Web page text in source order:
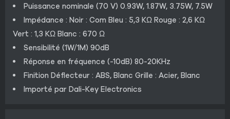
Puissance nominale (70 V) 0.93W, 1.87W, 3.75W, 7.5W
Impédance : Noir : Com Bleu : 5,3 KΩ Rouge : 2,6 KΩ
Vert : 1,3 KΩ Blanc : 670 Ω
Sensibilité (1W/1M) 90dB
Réponse en fréquence (-10dB) 80-20KHz
Finition Déflecteur : ABS, Blanc Grille : Acier, Blanc
Importé par Dali-Key Electronics